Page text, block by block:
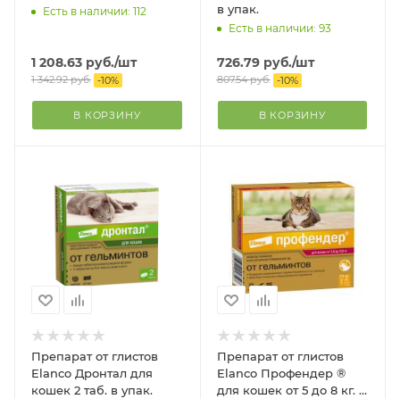
Есть в наличии: 112
1 208.63 руб./шт
1 342.92руб. -10%
В КОРЗИНУ
в упак.
Есть в наличии: 93
726.79руб./шт
807.54руб. -10%
В КОРЗИНУ
Препарат от глистов
Elanco Дронтал для
кошек 2 таб. в упак.
Препарат от глистов
Elanco Профендер ®
для кошек от 5 до 8 кг. 2